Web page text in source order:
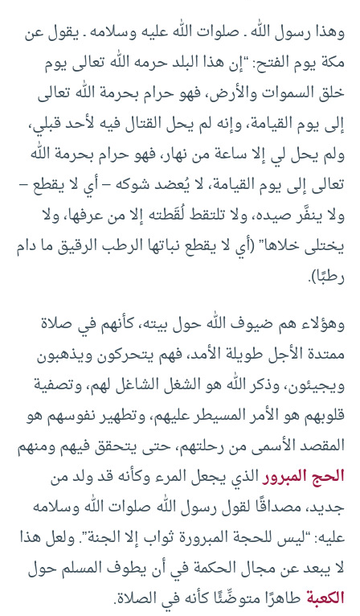
وهذا رسول الله ـ صلوات الله عليه وسلامه ـ يقول عن
مكة يوم الفتح: “إن هذا البلد حرمه الله تعالى يوم
خلق السموات والأرض، فهو حرام بحرمة الله تعالى
إلى يوم القيامة، وإنه لم يحل القتال فيه لأحد قبلي،
ولم يحل لي إلا ساعة من نهار، فهو حرام بحرمة الله
تعالى إلى يوم القيامة، لا يُعضد شوكه – أي لا يقطع –
ولا ينفَّر صيده، ولا تلتقط لُقَطته إلا من عرفها، ولا
يختلى خلاها” (أي لا يقطع نباتها الرطب الرقيق ما دام
رطبًا).
وهؤلاء هم ضيوف الله حول بيته، كأنهم في صلاة
ممتدة الأجل طويلة الأمد، فهم يتحركون ويذهبون
ويجيئون، وذكر الله هو الشغل الشاغل لهم، وتصفية
قلوبهم هو الأمر المسيطر عليهم، وتطهير نفوسهم هو
المقصد الأسمى من رحلتهم، حتى يتحقق فيهم ومنهم
الحج المبرورالذي يجعل المرء وكأنه قد ولد من
جديد، مصداقًا لقول رسول الله صلوات الله وسلامه
عليه: “ليس للحجة المبرورة ثواب إلا الجنة”. ولعل هذا
لا يبعد عن مجال الحكمة في أن يطوف المسلم حول
الكعبةطاهرًا متوضِّئًا كأنه في الصلاة.